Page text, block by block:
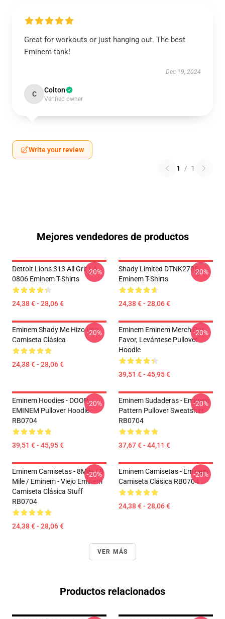
Great for workouts or just hanging out. The best
Eminem tank!
Dec 19, 2024
C Colton
Verified owner
Write your review
1 / 1
Mejores vendedores de productos
Detroit Lions 313 All Grit LA
0806 Eminem T-Shirts
24,38 € - 28,06 €
-20%
Shady Limited DTNK2705
Eminem T-Shirts
24,38 € - 28,06 €
-20%
Eminem Shady Me Hizo Una
Camiseta Clásica
24,38 € - 28,06 €
-20%
Eminem Eminem Merch Por
Favor, Levántese Pullover
Hoodie
39,51 € - 45,95 €
-20%
Eminem Hoodies - DOOP
EMINEM Pullover Hoodie
RB0704
39,51 € - 45,95 €
-20%
Eminem Sudaderas - Eminem
Pattern Pullover Sweatshirt
RB0704
37,67 € - 44,11 €
-20%
Eminem Camisetas - 8Mile / 8
Mile / Eminem - Viejo Eminem
Camiseta Clásica Stuff
RB0704
24,38 € - 28,06 €
-20%
Eminem Camisetas - Eminem
Camiseta Clásica RB0704
24,38 € - 28,06 €
-20%
VER MÁS
Productos relacionados